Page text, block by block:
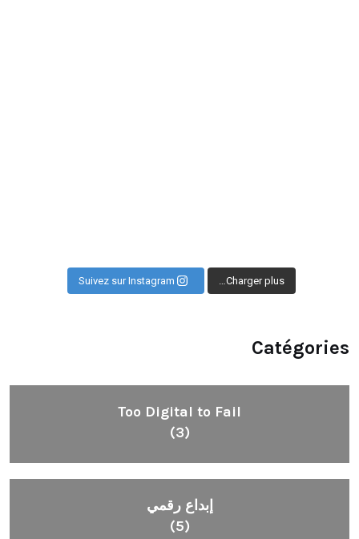
Charger plus…
Suivez sur Instagram
Catégories
Too Digital to Fail
(3)
إبداع رقمي
(5)